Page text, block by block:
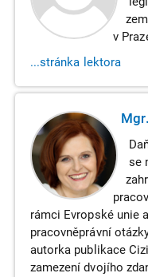
v
...stránka lektora
se
rámci Evropské unie
pracovněprávní
autorka publikace
zamezení dvojího